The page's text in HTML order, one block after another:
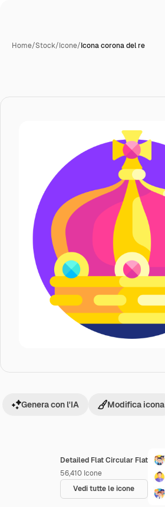
Home/Stock/Icone/Icona corona del re
Detailed Flat Circular Flat
56,410 Icone
Vedi tutte le icone
Genera con l'IA Modifica icona